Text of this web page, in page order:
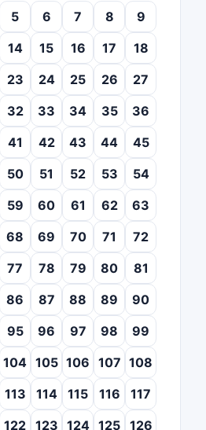
5 6 7 8
9
14 15 16 17
18
23 24 25 26
27
32 33 34 35
36
41 42 43 44
45
50 51 52 53
54
59 60 61 62
63
68 69 70 71
72
77 78 79 80
81
86 87 88 89
90
95 96 97 98
99
104 105 106 107 108
113 114 115 116
117
122 123 124 125 126